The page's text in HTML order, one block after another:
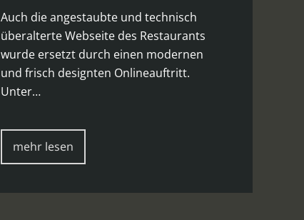
Auch die angestaubte und technisch
überalterte Webseite des Restaurants
wurde ersetzt durch einen modernen
und frisch designten Onlineauftritt.
Unter…
mehr lesen